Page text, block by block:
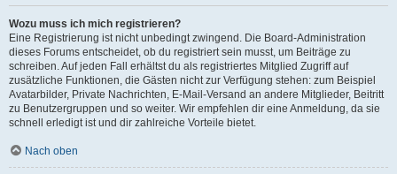
Wozu muss ich mich registrieren?
Eine Registrierung ist nicht unbedingt zwingend. Die Board-Administration
dieses Forums entscheidet, ob du registriert sein musst, um Beiträge zu
schreiben. Auf jeden Fall erhältst du als registriertes Mitglied Zugriff auf
zusätzliche Funktionen, die Gästen nicht zur Verfügung stehen: zum Beispiel
Avatarbilder, Private Nachrichten, E-Mail-Versand an andere Mitglieder, Beitritt
zu Benutzergruppen und so weiter. Wir empfehlen dir eine Anmeldung, da sie
schnell erledigt ist und dir zahlreiche Vorteile bietet.
Nach oben